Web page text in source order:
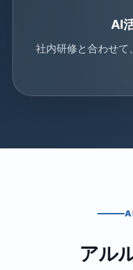
AI
社内研修と合わせて
アル